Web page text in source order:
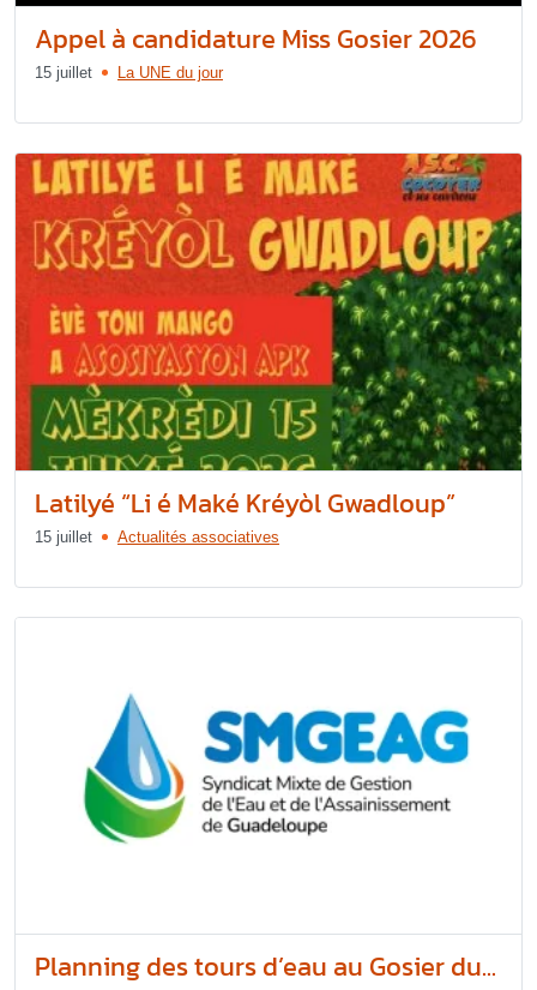
Appel à candidature Miss Gosier 2026
15 juillet La UNE du jour
Latilyé “Li é Maké Kréyòl Gwadloup”
15 juillet Actualités associatives
Planning des tours d’eau au Gosier du...